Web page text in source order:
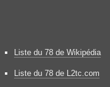
Liste du 78 de Wikipédia
Liste du 78 de L2tc.com